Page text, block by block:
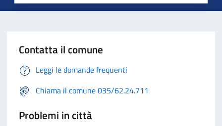
Contatta il comune
Leggi le domande frequenti
Chiama il comune 035/62.24.711
Problemi in città